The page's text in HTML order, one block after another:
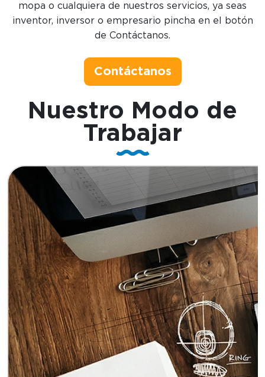
mopa o cualquiera de nuestros servicios, ya seas
inventor, inversor o empresario pincha en el botón
de Contáctanos.
Contáctanos
Nuestro Modo de
Trabajar